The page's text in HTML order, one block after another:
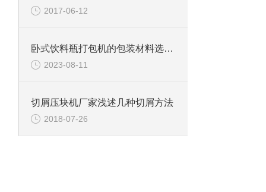
2017-06-12
卧式饮料瓶打包机的包装材料选择与使用指南
2023-08-11
切屑压块机厂家浅述几种切屑方法
2018-07-26